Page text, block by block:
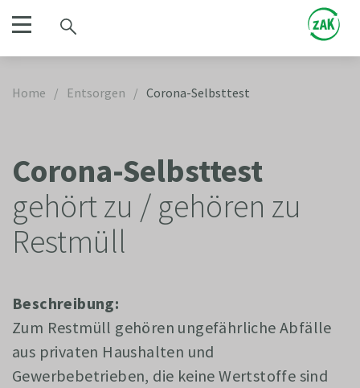
Home / Entsorgen / Corona-Selbsttest
Corona-Selbsttest
gehört zu / gehören zu
Restmüll
Beschreibung:
Zum Restmüll gehören ungefährliche Abfälle
aus privaten Haushalten und
Gewerbebetrieben, die keine Wertstoffe sind